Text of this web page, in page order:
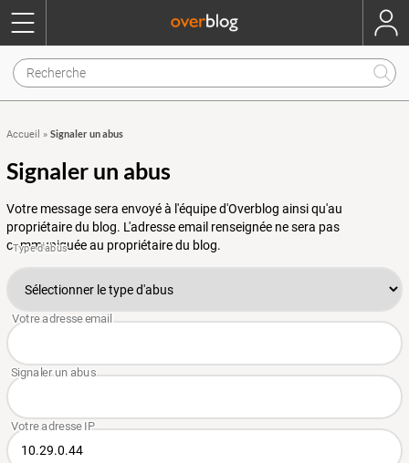
Accueil » Signaler un abus
Signaler un abus
Votre message sera envoyé à l'équipe d'Overblog ainsi qu'au
propriétaire du blog. L'adresse email renseignée ne sera pas
communiquée au propriétaire du blog.